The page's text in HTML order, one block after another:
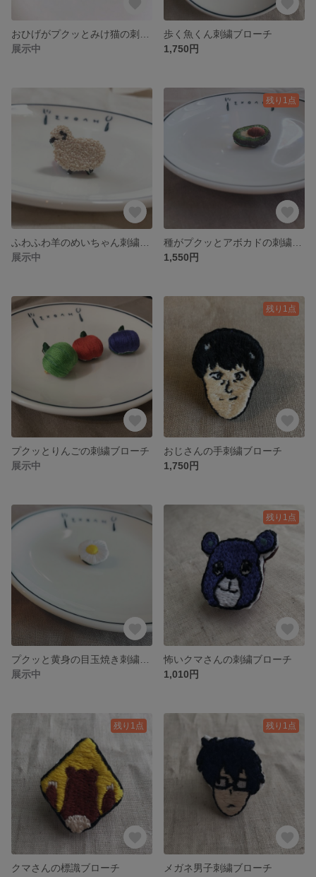
展示中
歩く魚くん刺繍ブローチ
1,750円
展示中
残り1点
1,550円
プクッとりんごの刺繍ブローチ
展示中
残り1点
おじさんの手刺繍ブローチ
1,750円
展示中
残り1点
怖いクマさんの刺繍ブローチ
1,010円
残り1点
クマさんの標識ブローチ
残り1点
メガネ男子刺繍ブローチ